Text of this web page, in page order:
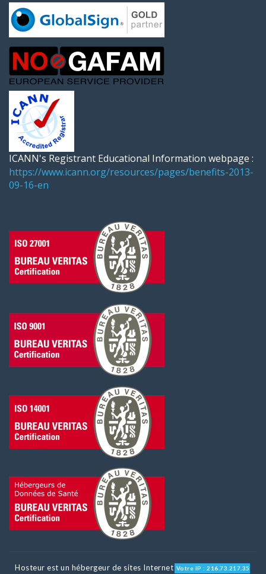
ICANN's Registrant Educational Information webpage :
https://www.icann.org/resources/pages/benefits-2013-
09-16-en
Hosteur est un hébergeur de sites Internet Votre IP : 216.73.217.35